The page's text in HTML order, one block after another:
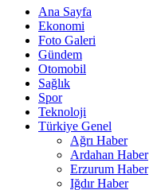
Ana Sayfa
Ekonomi
Foto Galeri
Gündem
Otomobil
Sağlık
Spor
Teknoloji
Türkiye Genel
Ağrı Haber
Ardahan Haber
Erzurum Haber
Iğdır Haber